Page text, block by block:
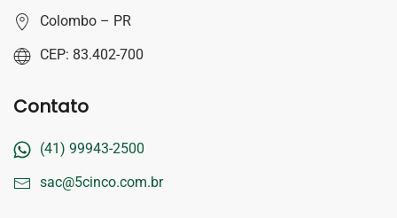
Colombo – PR
CEP: 83.402-700
Contato
(41) 99943-2500
sac@5cinco.com.br